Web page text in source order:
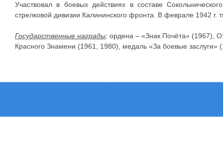
Участвовал в боевых действиях в составе
стрелковой дивизии Калининского фронта. В феврале 1942 г.
Государственные награды: ордена – «Знак Почёта» (1967),
Красного Знамени (1961, 1980), медаль «За боевые заслуги»